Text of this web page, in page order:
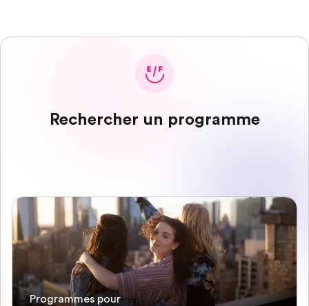
Rechercher un programme
Programmes pour